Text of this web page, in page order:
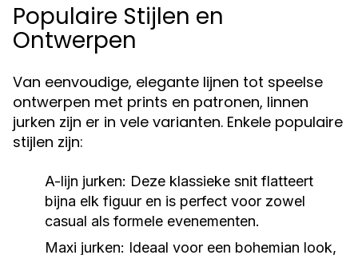
Populaire Stijlen en
Ontwerpen
Van eenvoudige, elegante lijnen tot speelse
ontwerpen met prints en patronen, linnen
jurken zijn er in vele varianten. Enkele populaire
stijlen zijn:
A-lijn jurken: Deze klassieke snit flatteert
bijna elk figuur en is perfect voor zowel
casual als formele evenementen.
Maxi jurken: Ideaal voor een bohemian look,